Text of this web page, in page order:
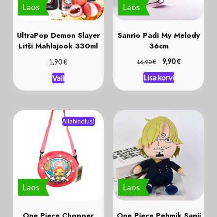
UltraPop Demon Slayer
Litši Mahlajook 330ml
1,90€
Sanrio Padi My Melody
36cm
16,90€ 9,90€
Laos
One Piece Chopper
Laos
One Piece Pehmik Sanji
25 cm